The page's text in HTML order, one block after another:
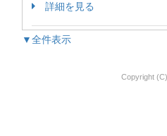
詳細を見る
▼全件表示
Copyright